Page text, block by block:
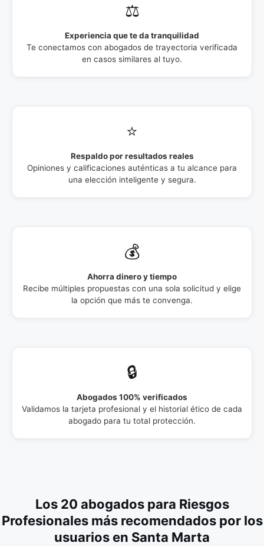
⚖️
Experiencia que te da tranquilidad
Te conectamos con abogados de trayectoria verificada
en casos similares al tuyo.
⭐
Respaldo por resultados reales
Opiniones y calificaciones auténticas a tu alcance para
una elección inteligente y segura.
💰
Ahorra dinero y tiempo
Recibe múltiples propuestas con una sola solicitud y elige
la opción que más te convenga.
🔒
Abogados 100% verificados
Validamos la tarjeta profesional y el historial ético de cada
abogado para tu total protección.
Los 20 abogados para Riesgos
Profesionales más recomendados por los
usuarios en Santa Marta